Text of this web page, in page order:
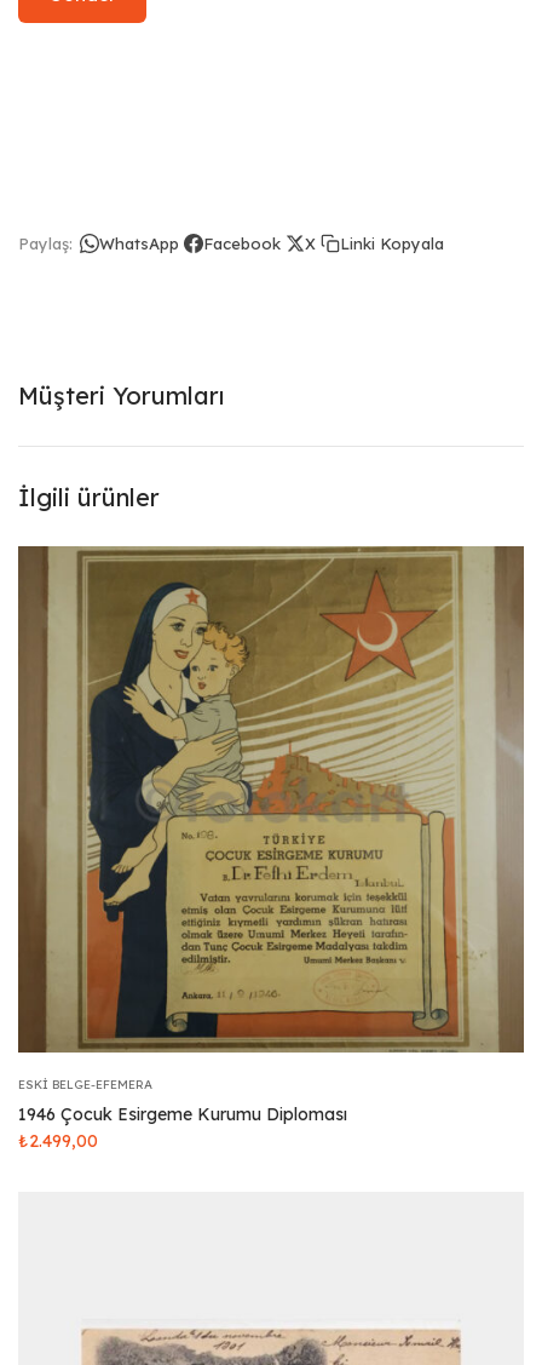
Paylaş: WhatsApp Facebook X Linki Kopyala
Müşteri Yorumları
İlgili ürünler
ESKI BELGE-EFEMERA
1946 Çocuk Esirgeme Kurumu Diploması
₺2.499,00